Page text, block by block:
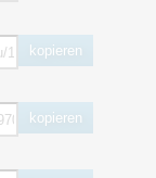
kopieren
kopieren